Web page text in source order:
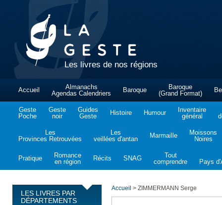
Les livres de nos régions
Accueil
Almanachs
Agendas Calendriers
Baroque
Baroque
(Grand Format)
Geste
Poche
Geste
noir
Guides
Geste
Histoire Humour
Inventaire
général
Les
Provinces Retrouvées
Les
veillées d'antan
Marmaille
Moissons
Noires
Pratique
Romance
en région
Récits SNAG
Tout
comprendre
Pays
LES LIVRES PAR
DÉPARTEMENTS
Accueil > ZIMMERMANN Serge